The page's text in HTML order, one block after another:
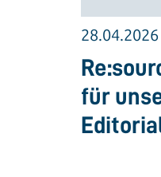
28.04.2026
für